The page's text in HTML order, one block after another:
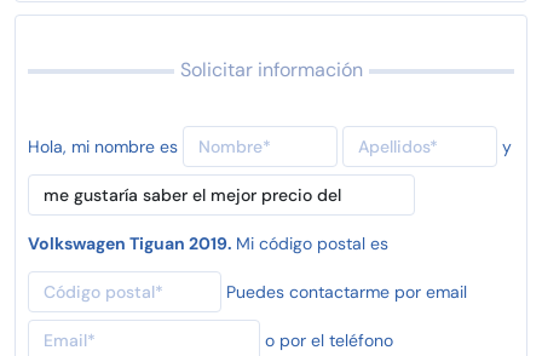
Solicitar información
Hola, mi nombre es y
Volkswagen Tiguan 2019. Mi código postal es
Puedes contactarme por email
o por el teléfono